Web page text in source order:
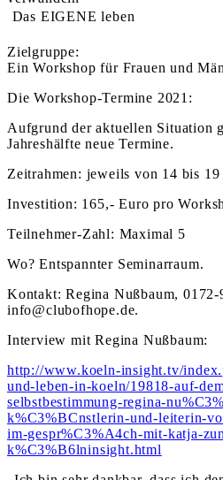
 Das EIGENE leben
Zielgruppe:
Ein Workshop für Frauen und
Die Workshop-Termine 2021:
Aufgrund der aktuellen Situation
Jahreshälfte neue Termine.
Zeitrahmen: jeweils von 14 bis 19
Investition: 165,- Euro pro
Teilnehmer-Zahl: Maximal 5
Wo? Entspannter Seminarraum.
Kontakt: Regina Nußbaum, 0172-
info@clubofhope.de.
Interview mit Regina Nußbaum:
http://www.koeln-insight.tv/
und-leben-in-koeln/19818-auf-
selbstbestimmung-regina-
k%C3%BCnstlerin-und-leiterin-
im-gespr%C3%A4ch-mit-katja-
k%C3%B6lninsight.html